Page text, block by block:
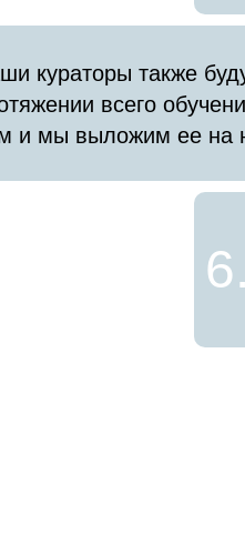
кураторы также
всего
и мы выложим ее на
6.